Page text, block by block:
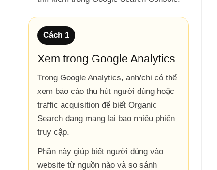
Cách 1
Xem trong Google Analytics
Trong Google Analytics, anh/chị có thể
xem báo cáo thu hút người dùng hoặc
traffic acquisition để biết Organic
Search đang mang lại bao nhiêu phiên
truy cập.
Phần này giúp biết người dùng vào
website từ nguồn nào và so sánh